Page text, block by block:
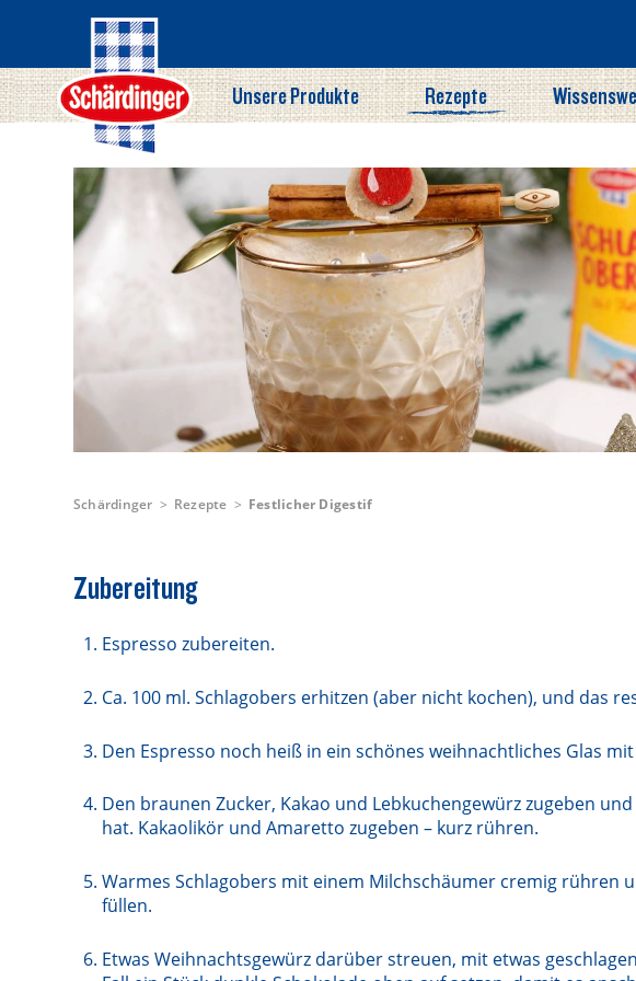
Unsere Produkte Rezepte
Schärdinger Rezepte Festlicher Digestif
Zubereitung
Espresso zubereiten.
Ca. 100 ml. Schlagobers erhitzen (aber nicht kochen), und das
Den Espresso noch heiß in ein schönes weihnachtliches Glas
Den braunen Zucker, Kakao und Lebkuchengewürz zugeben
hat. Kakaolikör und Amaretto zugeben – kurz rühren.
Warmes Schlagobers mit einem Milchschäumer cremig rühren
füllen.
Etwas Weihnachtsgewürz darüber streuen, mit etwas